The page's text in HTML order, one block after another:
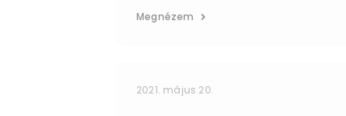
Megnézem
2021. május 20.